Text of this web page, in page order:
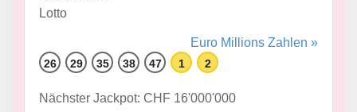
Euro Millions Zahlen »
26 29 35 38 47 1 2
Nächster Jackpot: CHF 16'000'000